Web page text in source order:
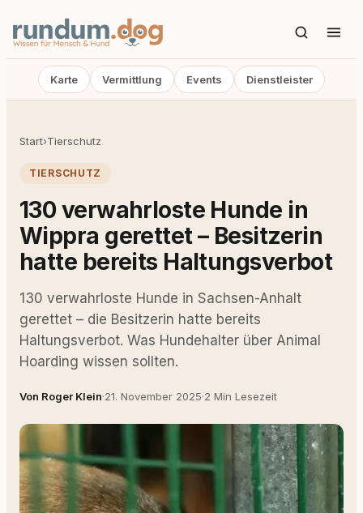
Karte Vermittlung Events Dienstleister
Start›Tierschutz
TIERSCHUTZ
130 verwahrloste Hunde in
Wippra gerettet – Besitzerin
hatte bereits Haltungsverbot
130 verwahrloste Hunde in Sachsen-Anhalt
gerettet – die Besitzerin hatte bereits
Haltungsverbot. Was Hundehalter über Animal
Hoarding wissen sollten.
Von Roger Klein·21. November 2025·2 Min Lesezeit